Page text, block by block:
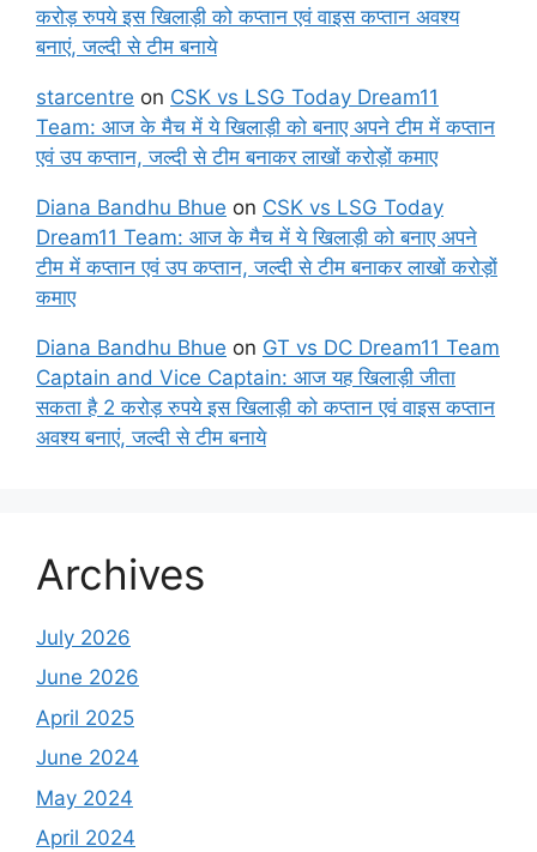
करोड़ रुपये इस खिलाड़ी को कप्तान एवं वाइस कप्तान अवश्य
बनाएं, जल्दी से टीम बनाये
starcentre on CSK vs LSG Today Dream11
Team: आज के मैच में ये खिलाड़ी को बनाए अपने टीम में कप्तान
एवं उप कप्तान, जल्दी से टीम बनाकर लाखों करोड़ों कमाए
Diana Bandhu Bhue on CSK vs LSG Today
Dream11 Team: आज के मैच में ये खिलाड़ी को बनाए अपने
टीम में कप्तान एवं उप कप्तान, जल्दी से टीम बनाकर लाखों करोड़ों
कमाए
Diana Bandhu Bhue on GT vs DC Dream11 Team
Captain and Vice Captain: आज यह खिलाड़ी जीता
सकता है 2 करोड़ रुपये इस खिलाड़ी को कप्तान एवं वाइस कप्तान
अवश्य बनाएं, जल्दी से टीम बनाये
Archives
July 2026
June 2026
April 2025
June 2024
May 2024
April 2024